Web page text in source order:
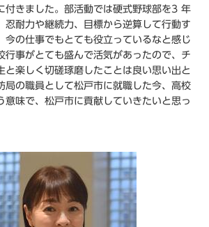
付きました。部活動では硬式野球部を3 年
忍耐力や継続力、目標から逆算して行動す
今の仕事でもとても役立っているなと感じ
行事がとても盛んで活気があったので、チ
と楽しく切磋琢磨したことは良い思い出と
局の職員として松戸市に就職した今、高校
意味で、松戸市に貢献していきたいと思っ